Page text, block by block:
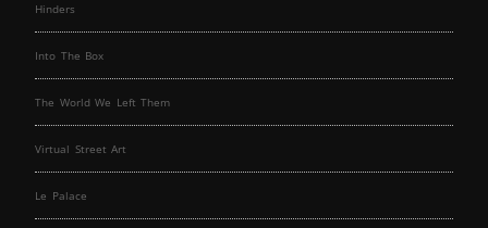
Hinders
Into The Box
The World We Left Them
Virtual Street Art
Le Palace